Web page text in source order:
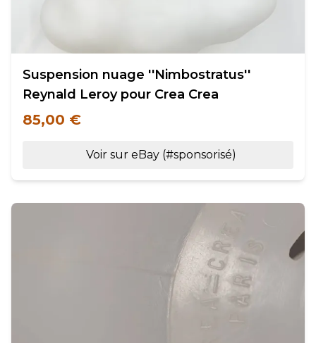
Suspension nuage ''Nimbostratus''
Reynald Leroy pour Crea Crea
85,00 €
Voir sur eBay (#sponsorisé)